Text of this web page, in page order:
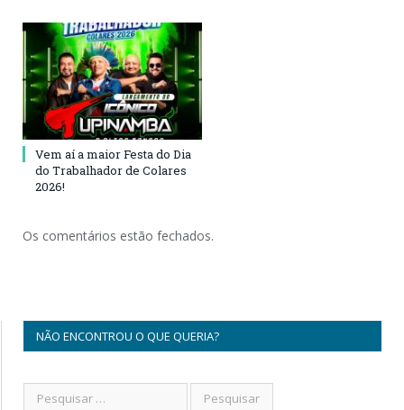
Vem aí a maior Festa do Dia
do Trabalhador de Colares
2026!
Os comentários estão fechados.
NÃO ENCONTROU O QUE QUERIA?